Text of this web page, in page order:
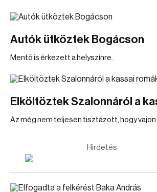
Autók ütköztek Bogácson
Mentő is érkezett a helyszínre.
Elköltöztek Szalonnáról a
Az még nem teljesen tisztázott, hogy
Hirdetés